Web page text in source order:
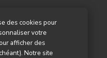
des cookies pour
votre
afficher des
Notre site